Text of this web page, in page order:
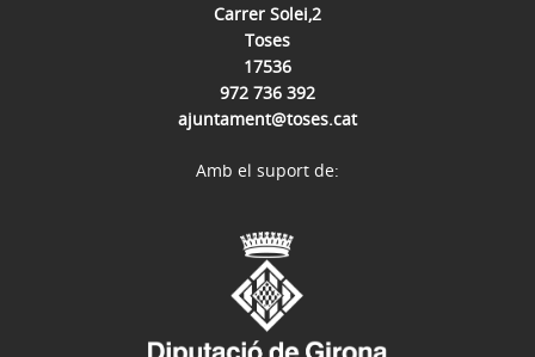
Carrer Solei,2
Toses
17536
972 736 392
ajuntament@toses.cat
Amb el suport de: